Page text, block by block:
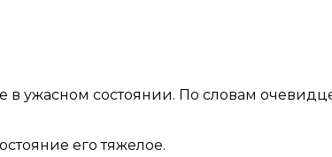
в ужасном состоянии. По словам
его тяжелое.